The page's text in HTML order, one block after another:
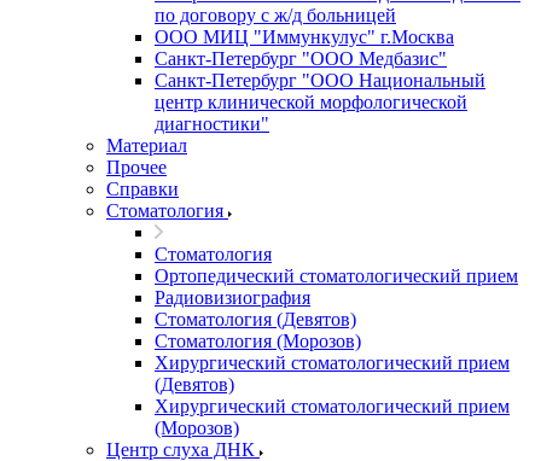
по договору с ж/д больницей
ООО МИЦ "Иммункулус" г.Москва
Санкт-Петербург "ООО Медбазис"
Санкт-Петербург "ООО Национальный
центр клинической морфологической
диагностики"
Материал
Прочее
Справки
Стоматология
Стоматология
Ортопедический стоматологический прием
Радиовизиография
Стоматология (Девятов)
Стоматология (Морозов)
Хирургический стоматологический прием
(Девятов)
Хирургический стоматологический прием
(Морозов)
Центр слуха ДНК